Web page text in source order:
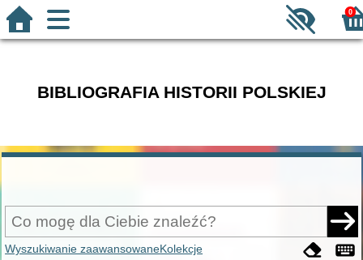
0
BIBLIOGRAFIA HISTORII POLSKIEJ
Wyszukiwanie zaawansowaneKolekcje